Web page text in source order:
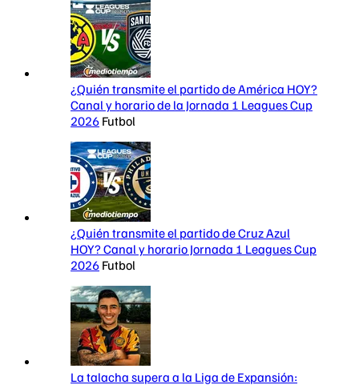
¿Quién transmite el partido de América HOY?
Canal y horario de la Jornada 1 Leagues Cup
2026 Futbol
¿Quién transmite el partido de Cruz Azul
HOY? Canal y horario Jornada 1 Leagues Cup
2026 Futbol
La talacha supera a la Liga de Expansión: